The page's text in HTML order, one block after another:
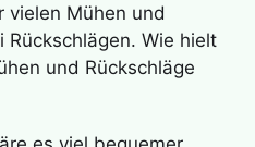
vielen Mühen und
Wie hielt
und Rückschläge